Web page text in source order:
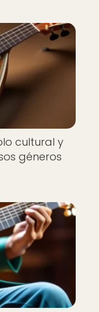
cultural y
géneros